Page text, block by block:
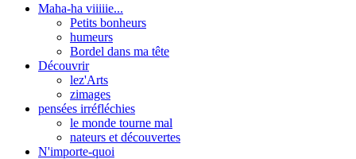
Maha-ha viiiiie...
Petits bonheurs
humeurs
Bordel dans ma tête
Découvrir
lez'Arts
zimages
pensées irréfléchies
le monde tourne mal
nateurs et découvertes
N'importe-quoi